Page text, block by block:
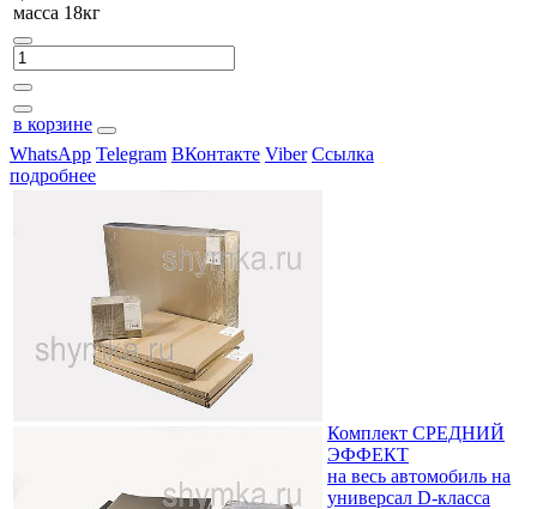
масса 18кг
в корзине
WhatsApp Telegram ВКонтакте Viber Ссылка
подробнее
Комплект СРЕДНИЙ
ЭФФЕКТ
на весь автомобиль на
универсал D-класса